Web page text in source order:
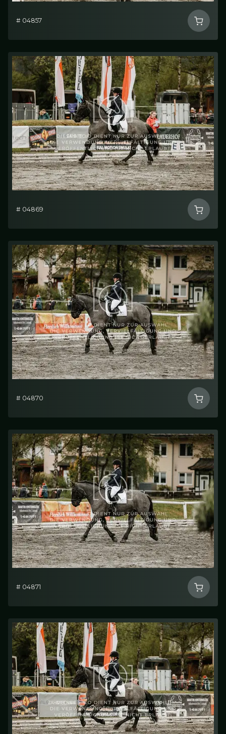
# 04857
# 04869
# 04870
# 04871